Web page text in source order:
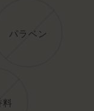
パラベン
料